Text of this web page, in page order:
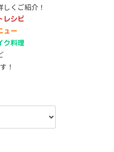
くご紹介！
レシピ
ュー
ク料理
！